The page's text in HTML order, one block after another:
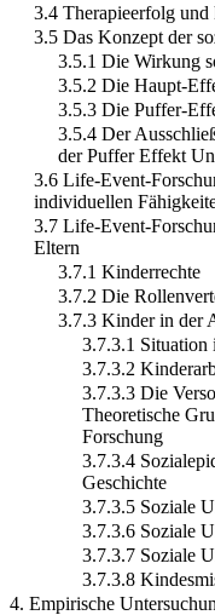
3.4 Therapieerfolg und
3.5 Das Konzept der
3.5.1 Die Wirkung
3.5.2 Die Haupt-
3.5.3 Die Puffer-
3.5.4 Der
der Puffer Effekt
3.6 Life-Event-
individuellen
3.7 Life-Event-
Eltern
3.7.1 Kinderrechte
3.7.2 Die
3.7.3 Kinder in der
3.7.3.1 Situation
3.7.3.2
3.7.3.3 Die
Theoretische
Forschung
3.7.3.4
Geschichte
3.7.3.5 Soziale
3.7.3.6 Soziale
3.7.3.7 Soziale
3.7.3.8
4. Empirische